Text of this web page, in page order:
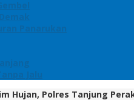
Panarukan
Jalu
Hujan, Polres Tanjung